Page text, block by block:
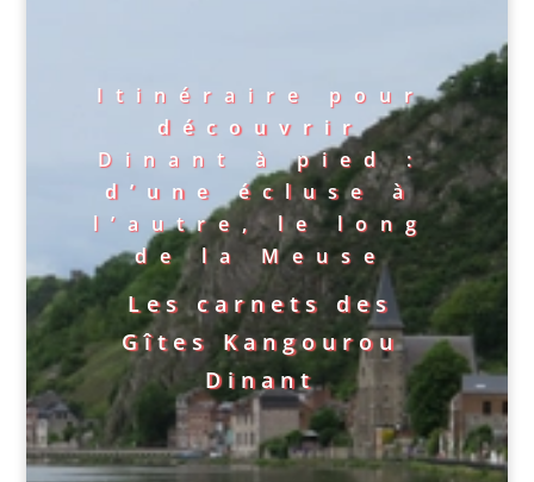
Itinéraire pour
découvrir
Dinant à pied :
d’une écluse à
l’autre, le long
de la Meuse
Les carnets des
Gîtes Kangourou
Dinant